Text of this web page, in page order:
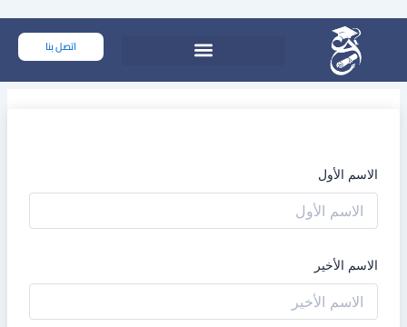
المحتوى
اتصل بنا
الاسم الأول
الاسم الأخير